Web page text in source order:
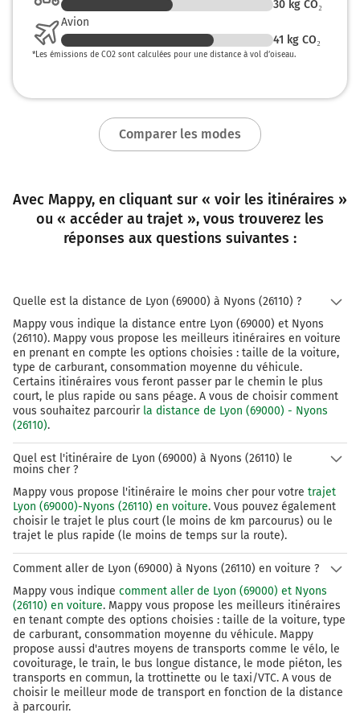
30 kg CO₂
Avion
41 kg CO₂
*Les émissions de CO2 sont calculées pour une distance à vol d’oiseau.
Comparer les modes
Avec Mappy, en cliquant sur « voir les itinéraires »
ou « accéder au trajet », vous trouverez les
réponses aux questions suivantes :
Quelle est la distance de Lyon (69000) à Nyons (26110) ?
Mappy vous indique la distance entre Lyon (69000) et Nyons
(26110). Mappy vous propose les meilleurs itinéraires en voiture
en prenant en compte les options choisies : taille de la voiture,
type de carburant, consommation moyenne du véhicule.
Certains itinéraires vous feront passer par le chemin le plus
court, le plus rapide ou sans péage. A vous de choisir comment
vous souhaitez parcourir la distance de Lyon (69000) - Nyons
(26110).
Quel est l'itinéraire de Lyon (69000) à Nyons (26110) le
moins cher ?
Mappy vous propose l'itinéraire le moins cher pour votre trajet
Lyon (69000)-Nyons (26110) en voiture. Vous pouvez également
choisir le trajet le plus court (le moins de km parcourus) ou le
trajet le plus rapide (le moins de temps sur la route).
Comment aller de Lyon (69000) à Nyons (26110) en voiture ?
Mappy vous indique comment aller de Lyon (69000) et Nyons
(26110) en voiture. Mappy vous propose les meilleurs itinéraires
en tenant compte des options choisies : taille de la voiture, type
de carburant, consommation moyenne du véhicule. Mappy
propose aussi d'autres moyens de transports comme le vélo, le
covoiturage, le train, le bus longue distance, le mode piéton, les
transports en commun, la trottinette ou le taxi/VTC. A vous de
choisir le meilleur mode de transport en fonction de la distance
à parcourir.